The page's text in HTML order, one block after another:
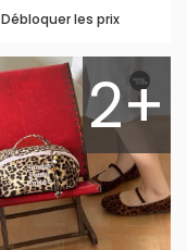
Débloquer les prix
2+